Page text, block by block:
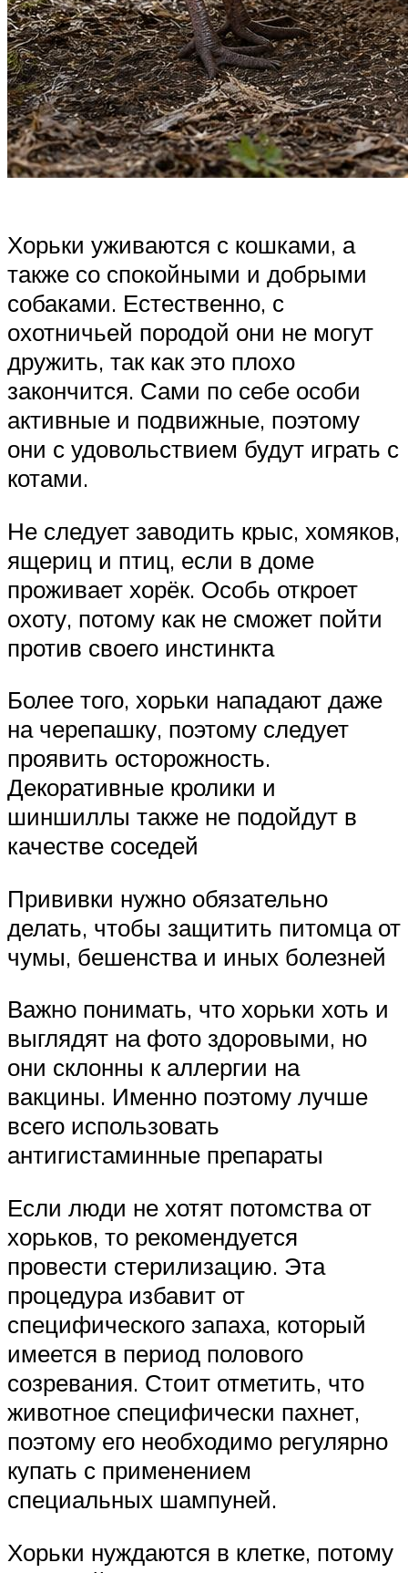
Хорьки уживаются с кошками, а
также со спокойными и добрыми
собаками. Естественно, с
охотничьей породой они не могут
дружить, так как это плохо
закончится. Сами по себе особи
активные и подвижные, поэтому
они с удовольствием будут играть с
котами.
Не следует заводить крыс, хомяков,
ящериц и птиц, если в доме
проживает хорёк. Особь откроет
охоту, потому как не сможет пойти
против своего инстинкта
Более того, хорьки нападают даже
на черепашку, поэтому следует
проявить осторожность.
Декоративные кролики и
шиншиллы также не подойдут в
качестве соседей
Прививки нужно обязательно
делать, чтобы защитить питомца от
чумы, бешенства и иных болезней
Важно понимать, что хорьки хоть и
выглядят на фото здоровыми, но
они склонны к аллергии на
вакцины. Именно поэтому лучше
всего использовать
антигистаминные препараты
Если люди не хотят потомства от
хорьков, то рекомендуется
провести стерилизацию. Эта
процедура избавит от
специфического запаха, который
имеется в период полового
созревания. Стоит отметить, что
животное специфически пахнет,
поэтому его необходимо регулярно
купать с применением
специальных шампуней.
Хорьки нуждаются в клетке, потому